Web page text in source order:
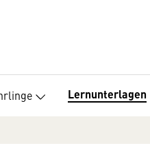
Lernunterlagen